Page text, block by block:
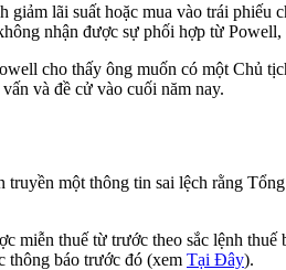
giảm lãi suất hoặc mua vào trái
nhận được sự phối hợp từ
cho thấy ông muốn có một Chủ
và đề cử vào cuối năm nay.
một thông tin sai lệch rằng
miễn thuế từ trước theo sắc lệnh
thông báo trước đó (xem Tại Đây).